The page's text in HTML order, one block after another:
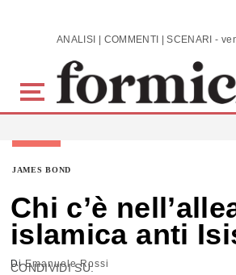
Skip to main content
JAMES BOND
Chi c’è
islamica anti
DiEmanuele Rossi
CONDIVIDI SU: